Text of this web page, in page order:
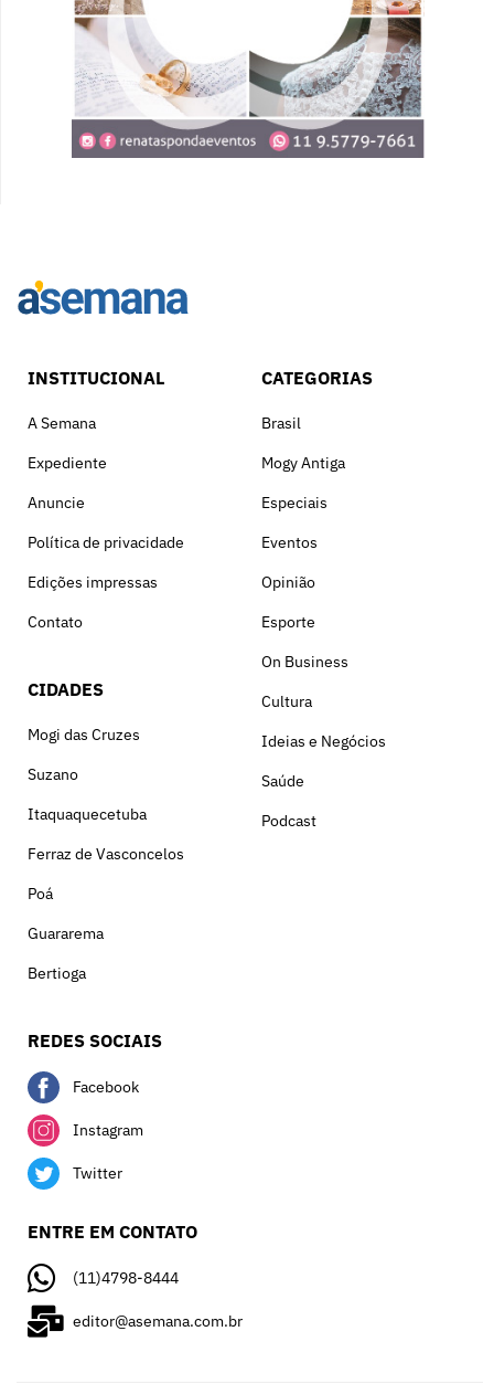
INSTITUCIONAL
A Semana
Expediente
Anuncie
Política de privacidade
Edições impressas
Contato
CIDADES
Mogi das Cruzes
Suzano
Itaquaquecetuba
Ferraz de Vasconcelos
Poá
Guararema
Bertioga
CATEGORIAS
Brasil
Mogy Antiga
Especiais
Eventos
Opinião
Esporte
On Business
Cultura
Ideias e Negócios
Saúde
Podcast
REDES SOCIAIS
Facebook
Instagram
Twitter
ENTRE EM CONTATO
(11)4798-8444
editor@asemana.com.br